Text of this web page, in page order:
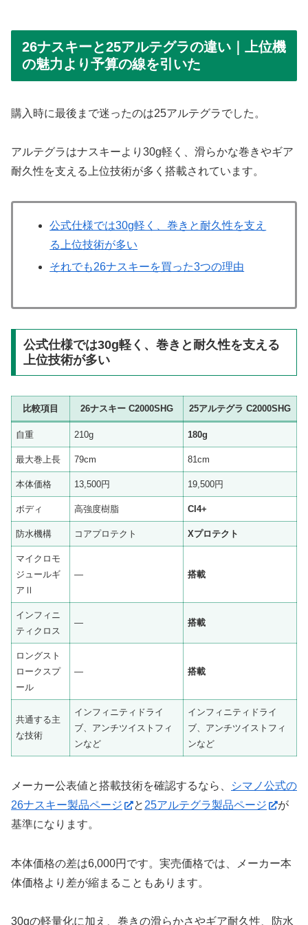
26ナスキーと25アルテグラの違い｜上位機
の魅力より予算の線を引いた
購入時に最後まで迷ったのは25アルテグラでした。
アルテグラはナスキーより30g軽く、滑らかな巻きやギア
耐久性を支える上位技術が多く搭載されています。
公式仕様では30g軽く、巻きと耐久性を支え
る上位技術が多い
それでも26ナスキーを買った3つの理由
公式仕様では30g軽く、巻きと耐久性を支える
上位技術が多い
比較項目 26ナスキー C2000SHG 25アルテグラ C2000SHG
自重 210g 180g
最大巻上長 79cm 81cm
本体価格 13,500円 19,500円
ボディ 高強度樹脂 CI4+
防水機構 コアプロテクト Xプロテクト
マイクロモ
ジュールギ
アⅡ
― 搭載
インフィニ
ティクロス
― 搭載
ロングスト
ロークスプ
ール
― 搭載
共通する主
な技術
インフィニティドライ
ブ、アンチツイストフィ
ンなど
インフィニティドライ
ブ、アンチツイストフィ
ンなど
メーカー公表値と搭載技術を確認するなら、
シマノ公式の
26ナスキー製品ページ
と 25アルテグラ製品ページ
が
基準になります。
本体価格の差は6,000円です。実売価格では、メーカー本
体価格より差が縮まることもあります。
30gの軽量化に加え、巻きの滑らかさやギア耐久性、防水